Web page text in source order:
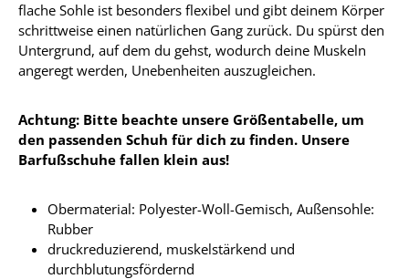
flache Sohle ist besonders flexibel und gibt deinem Körper
schrittweise einen natürlichen Gang zurück. Du spürst den
Untergrund, auf dem du gehst, wodurch deine Muskeln
angeregt werden, Unebenheiten auszugleichen.
Achtung: Bitte beachte unsere Größentabelle, um
den passenden Schuh für dich zu finden. Unsere
Barfußschuhe fallen klein aus!
Obermaterial: Polyester-Woll-Gemisch, Außensohle:
Rubber
druckreduzierend, muskelstärkend und
durchblutungsfördernd